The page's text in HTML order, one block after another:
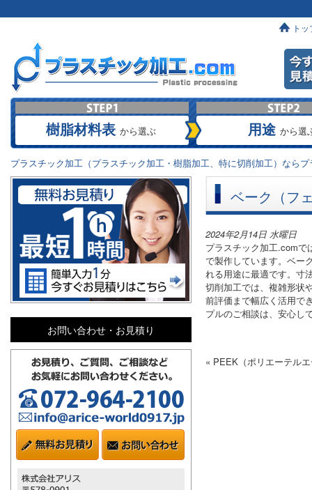
トッ
樹脂材料表 から選ぶ 用途 から選
プラスチック加工（プラスチック加工・樹脂加工、特に切削加工）なら
ベーク（フ
2024年2月14日 水曜日
プラスチック加工.comで
で製作しています。ベー
れる用途に最適です。寸
切削加工では、複雑形状
前評価まで幅広く活用で
プルのご相談は、安心し
« PEEK（ポリエーテル
お問い合わせ・お見積り